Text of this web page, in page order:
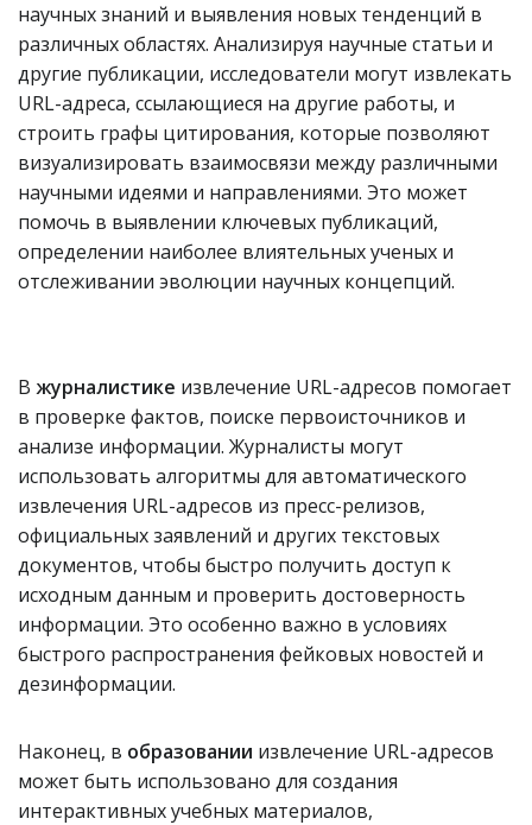
научных знаний и выявления новых тенденций в
различных областях. Анализируя научные статьи и
другие публикации, исследователи могут извлекать
URL-адреса, ссылающиеся на другие работы, и
строить графы цитирования, которые позволяют
визуализировать взаимосвязи между различными
научными идеями и направлениями. Это может
помочь в выявлении ключевых публикаций,
определении наиболее влиятельных ученых и
отслеживании эволюции научных концепций.
В журналистике извлечение URL-адресов помогает
в проверке фактов, поиске первоисточников и
анализе информации. Журналисты могут
использовать алгоритмы для автоматического
извлечения URL-адресов из пресс-релизов,
официальных заявлений и других текстовых
документов, чтобы быстро получить доступ к
исходным данным и проверить достоверность
информации. Это особенно важно в условиях
быстрого распространения фейковых новостей и
дезинформации.
Наконец, в образовании извлечение URL-адресов
может быть использовано для создания
интерактивных учебных материалов,